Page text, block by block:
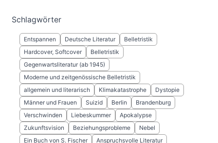
Schlagwörter
Entspannen Deutsche Literatur
Belletristik
Hardcover, Softcover
Belletristik
Gegenwartsliteratur (ab 1945)
Moderne und zeitgenössische Belletristik
allgemein und literarisch
Klimakatastrophe
Dystopie
Männer und Frauen
Suizid Berlin
Brandenburg
Verschwinden
Liebeskummer
Apokalypse
Zukunftsvision
Beziehungsprobleme
Nebel
Ein Buch von S. Fischer
Anspruchsvolle Literatur